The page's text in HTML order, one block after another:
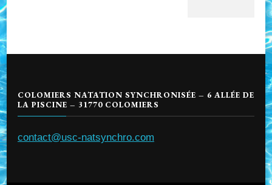
COLOMIERS NATATION SYNCHRONISÉE – 6 ALLÉE DE
LA PISCINE – 31770 COLOMIERS
contact@usc-natsynchro.com